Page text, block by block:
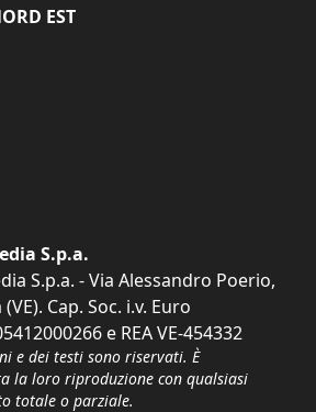
EST
S.p.a.
S.p.a. - Via Alessandro Poerio,
Cap. Soc. i.v. Euro
e REA VE-454332
e dei testi sono riservati. È
la loro riproduzione con qualsiasi
totale o parziale.